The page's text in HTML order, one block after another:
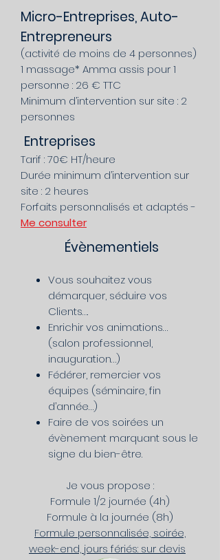
Micro-Entreprises, Auto-
Entrepreneurs
(activité de moins de 4 personnes)
1 massage* Amma assis pour 1
personne : 26 € TTC
Minimum d’intervention sur site : 2
personnes
Entreprises
Tarif : 70€ HT/heure
Durée minimum d’intervention sur
site : 2 heures
Forfaits personnalisés et adaptés -
Me consulter
Évènementiels
Vous souhaitez vous
démarquer, séduire vos
Clients….
Enrichir vos animations…
(salon professionnel,
inauguration…)
Fédérer, remercier vos
équipes (séminaire, fin
d’année…)
Faire de vos soirées un
évènement marquant sous le
signe du bien-être.
Je vous propose :
Formule 1/2 journée (4h)
Formule à la journée (8h)
Formule personnalisée, soirée,
week-end, jours fériés: sur devis